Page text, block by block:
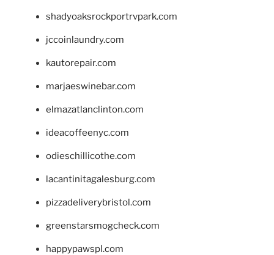
shadyoaksrockportrvpark.com
jccoinlaundry.com
kautorepair.com
marjaeswinebar.com
elmazatlanclinton.com
ideacoffeenyc.com
odieschillicothe.com
lacantinitagalesburg.com
pizzadeliverybristol.com
greenstarsmogcheck.com
happypawspl.com